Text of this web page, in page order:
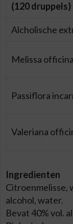
(120 druppels)
Alcholische
Melissa
Passiflora
Valeriana
Ingredienten
Citroenmelisse,
alcohol, water.
Bevat 40% vol.